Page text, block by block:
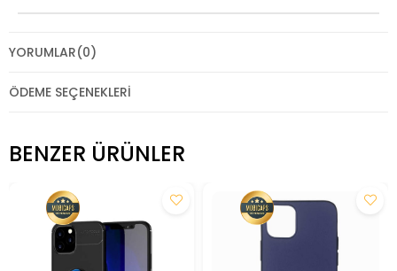
YORUMLAR(0)
ÖDEME SEÇENEKLERI
BENZER ÜRÜNLER